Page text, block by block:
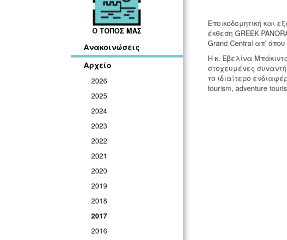
Ο ΤΟΠΟΣ ΜΑΣ
Ανακοινώσεις
Αρχείο
2026
2025
2024
2023
2022
2021
2020
2019
2018
2017
2016
Εποικοδομητική και
έκθεση GREEK
Grand Central απ’
Η κ. Εβελίνα
στοχευμένες
το ιδιαίτερο
tourism, adventure